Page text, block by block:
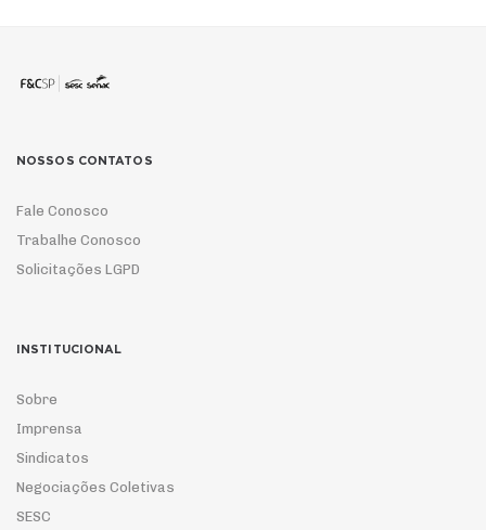
NOSSOS CONTATOS
Fale Conosco
Trabalhe Conosco
Solicitações LGPD
INSTITUCIONAL
Sobre
Imprensa
Sindicatos
Negociações Coletivas
SESC